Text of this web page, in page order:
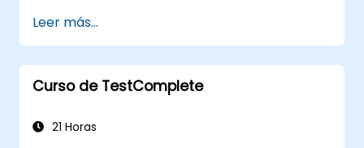
Leer más...
Curso de TestComplete
21 Horas